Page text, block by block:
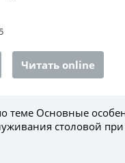
Читать online
теме Основные
столовой